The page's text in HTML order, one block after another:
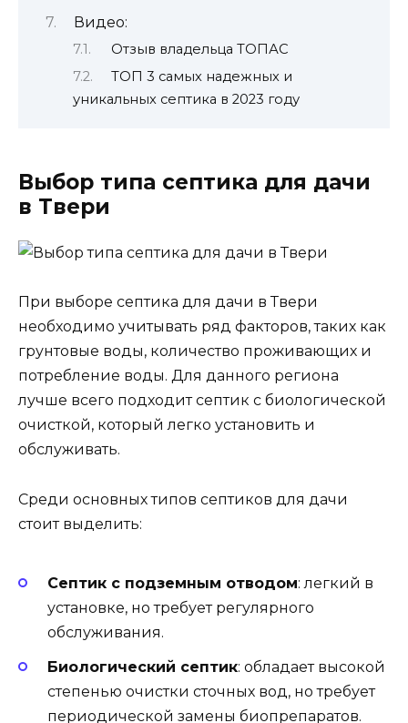
Видео:
Отзыв владельца ТОПАС
ТОП 3 самых надежных и
уникальных септика в 2023 году
Выбор типа септика для дачи
в Твери
При выборе септика для дачи в Твери
необходимо учитывать ряд факторов, таких как
грунтовые воды, количество проживающих и
потребление воды. Для данного региона
лучше всего подходит септик с биологической
очисткой, который легко установить и
обслуживать.
Среди основных типов септиков для дачи
стоит выделить:
Септик с подземным отводом: легкий в
установке, но требует регулярного
обслуживания.
Биологический септик: обладает высокой
степенью очистки сточных вод, но требует
периодической замены биопрепаратов.